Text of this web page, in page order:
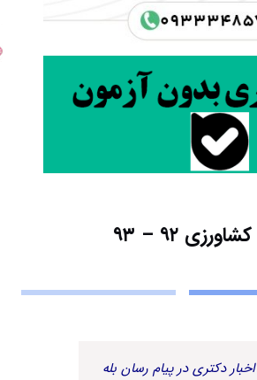
۹۲ – ۹۳
دکتری در پیام رسان بله